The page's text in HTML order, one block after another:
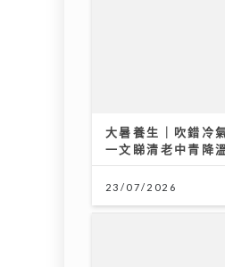
大暑養生｜吹錯冷
一文睇清老中青降
23/07/2026